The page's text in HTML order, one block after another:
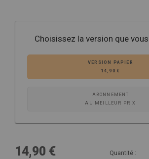
Choisissez la version que
VERSION PAPIER
14,90 €
ABONNEMENT
AU MEILLEUR PRIX
14,90 € Quantité :